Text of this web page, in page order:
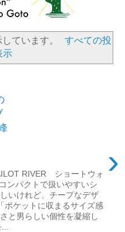
ています。
すべての投
示
›
RIVER ショートウォ
ンパクトで扱いやすいシ
いけれど、チープなデザ
ポケットに収まるサイズ感
と男らしい個性を凝縮し